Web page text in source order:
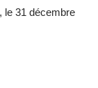
le 31 décembre